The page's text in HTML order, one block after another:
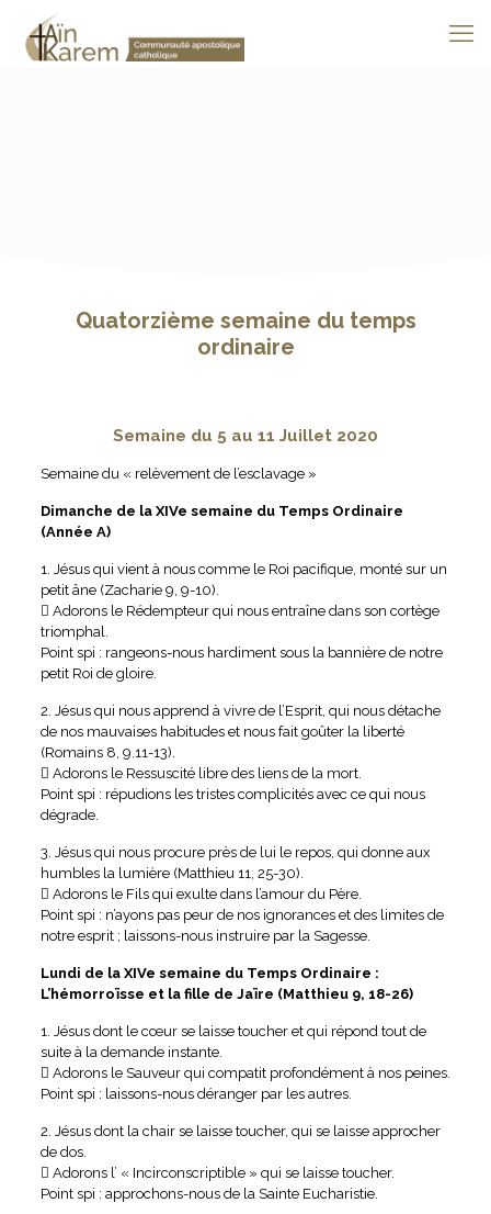
Quatorzième semaine du temps
ordinaire
Semaine du 5 au 11 Juillet 2020
Semaine du « relèvement de l’esclavage »
Dimanche de la XIVe semaine du Temps Ordinaire
(Année A)
1. Jésus qui vient à nous comme le Roi pacifique, monté sur un
petit âne (Zacharie 9, 9-10).
 Adorons le Rédempteur qui nous entraîne dans son cortège
triomphal.
Point spi : rangeons-nous hardiment sous la bannière de notre
petit Roi de gloire.
2. Jésus qui nous apprend à vivre de l’Esprit, qui nous détache
de nos mauvaises habitudes et nous fait goûter la liberté
(Romains 8, 9.11-13).
 Adorons le Ressuscité libre des liens de la mort.
Point spi : répudions les tristes complicités avec ce qui nous
dégrade.
3. Jésus qui nous procure près de lui le repos, qui donne aux
humbles la lumière (Matthieu 11, 25-30).
 Adorons le Fils qui exulte dans l’amour du Père.
Point spi : n’ayons pas peur de nos ignorances et des limites de
notre esprit ; laissons-nous instruire par la Sagesse.
Lundi de la XIVe semaine du Temps Ordinaire :
L’hémorroïsse et la fille de Jaïre (Matthieu 9, 18-26)
1. Jésus dont le cœur se laisse toucher et qui répond tout de
suite à la demande instante.
 Adorons le Sauveur qui compatit profondément à nos peines.
Point spi : laissons-nous déranger par les autres.
2. Jésus dont la chair se laisse toucher, qui se laisse approcher
de dos.
 Adorons l’ « Incirconscriptible » qui se laisse toucher.
Point spi : approchons-nous de la Sainte Eucharistie.